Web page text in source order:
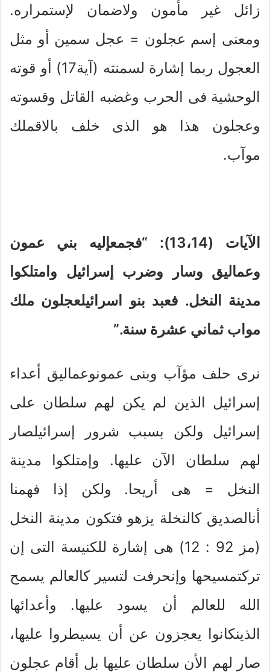
زائل غير مأمون ولاضمان لإستمراره.
ومعنى إسم عجلون = عجل سمين أو مثل
العجول ربما إشارة لسمنته (آية17) أو قوته
الوحشية فى الحرب وغضبه القاتل وقسوته
وعجلون هذا هو الذى خلف بالاقملك
موآب.
الآيات (13،14): “فجمعإليه بني عمون
وعماليق وسار وضرب إسرائيل وامتلكوا
مدينة النخل. فعبد بنو اسرائيلعجلون ملك
مواب ثماني عشرة سنة.”
نرى حلف مؤآب وبنى عمونوعماليق أعداء
إسرائيل الذين لم يكن لهم سلطان على
إسرائيل ولكن بسبب شرور إسرائيلصار
لهم سلطان الآن عليها. وإمتلكوا مدينة
النخل = هى أريحا. ولكن إذا فهمنا
أنالصديق كالنخلة يزهو فتكون مدينة النخل
(مز 92 : 12) هى إشارة للكنيسة التى إن
تركتمسيحها وإنحرفت لتسير كالعالم يسمح
الله للعالم أن يسود عليها. وأعدائها
الذينكانوا يعجزون عن أن يسيطروا عليها،
صار لهم الأن سلطان عليها بل أقام عجلون